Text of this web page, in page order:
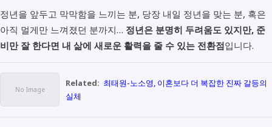
정년을 앞두고 막막함을 느끼는 분, 당장 내일 정년을 맞는 분, 혹은
아직 멀게만 느껴졌던 분까지… 정년은 분명히 두려움도 있지만, 준
비만 잘 한다면 내 삶에 새로운 활력을 줄 수 있는 전환점입니다.
Related: 최태원-노소영, 이혼보다 더 복잡한 진짜 갈등의
실체